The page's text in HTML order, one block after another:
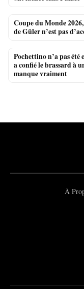
Coupe du Monde
de Güler n’est pas
Pochettino n’a pas
a confié le brassard à
manque vraiment
À